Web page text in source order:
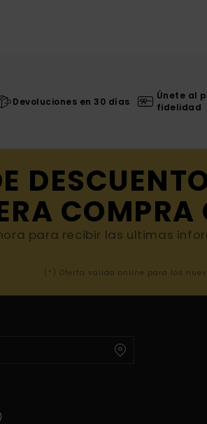
Devoluciones en 30 días
Únete al
fidelidad
COMPRA
para recibir las ultimas
(*) Oferta valida online para los